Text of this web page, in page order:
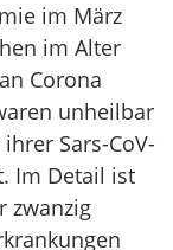
im März
im Alter
Corona
unheilbar
Sars-CoV-
Im Detail ist
zwanzig